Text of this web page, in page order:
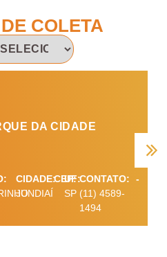
COLETA
DA CIDADE
CIDADE:
JUNDIAÍ
CEP:
UF:
SP
CONTATO:
(11) 4589-
1494
-